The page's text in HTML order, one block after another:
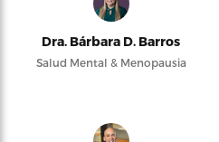
Dra. Bárbara D. Barros
Salud Mental & Menopausia